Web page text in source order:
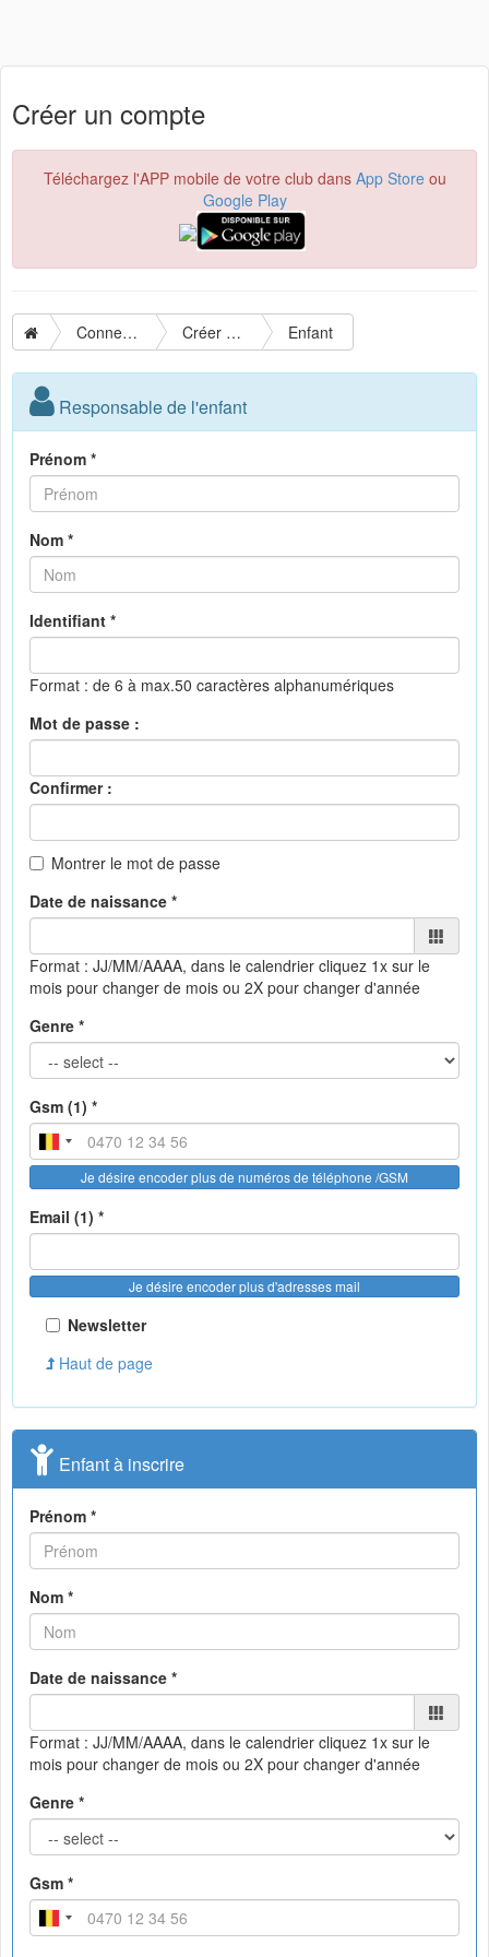
Créer un compte
Téléchargez l'APP mobile de votre club dans App Storeou
Google Play
Connexion Créer un compte Enfant
Responsable de l'enfant
Prénom *
Nom *
Identifiant *
Format : de 6 à max.50 caractères alphanumériques
Mot de passe :
Confirmer :
Montrer le mot de passe
Date de naissance *
Format : JJ/MM/AAAA, dans le calendrier cliquez 1x sur le
mois pour changer de mois ou 2X pour changer d'année
Genre *
Gsm (1) *
Je désire encoder plus de numéros de téléphone /GSM
Email (1) *
Je désire encoder plus d'adresses mail
Newsletter
Haut de page
Enfant à inscrire
Prénom *
Nom *
Date de naissance *
Format : JJ/MM/AAAA, dans le calendrier cliquez 1x sur le
mois pour changer de mois ou 2X pour changer d'année
Genre *
Gsm *